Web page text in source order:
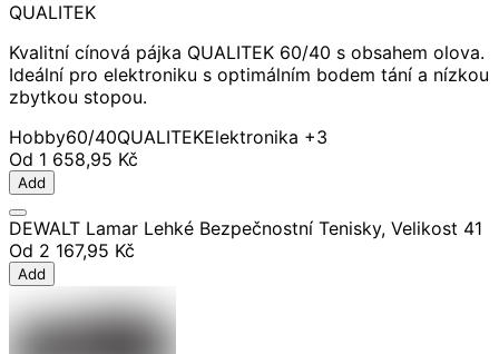
QUALITEK
Kvalitní cínová pájka QUALITEK 60/40 s obsahem olova.
Ideální pro elektroniku s optimálním bodem tání a nízkou
zbytkou stopou.
Hobby60/40QUALITEKElektronika +3
Od 1 658,95 Kč
Add
DEWALT Lamar Lehké Bezpečnostní Tenisky, Velikost 41
Od 2 167,95 Kč
Add